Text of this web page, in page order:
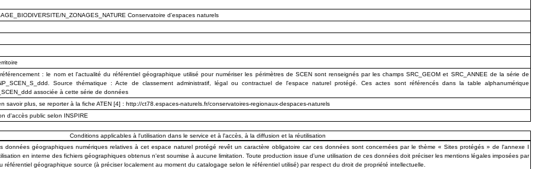
N_ZONAGES_NATURE Conservatoire d'espaces naturels
: le nom et l'actualité du référentiel géographique utilisé pour numériser les périmètres de SCEN sont renseignés par les champs SRC_GEOM et SRC_ANNEE de la série de
Source thématique : Acte de classement administratif, légal ou contractuel de l'espace naturel protégé. Ces actes sont référencés dans la table alphanumérique
associée à cette série de données
savoir plus, se reporter à la fiche ATEN [4] : http://ct78.espaces-naturels.fr/conservatoires-regionaux-despaces-naturels
d'accès public selon INSPIRE
Conditions applicables à l'utilisation dans le service et à l'accès, à la diffusion et la réutilisation
données géographiques numériques relatives à cet espace naturel protégé revêt un caractère obligatoire car ces données sont concernées par le thème « Sites protégés » de l'annexe I
en interne des fichiers géographiques obtenus n'est soumise à aucune limitation. Toute production issue d'une utilisation de ces données doit préciser les mentions légales imposées par
référentiel géographique source (à préciser localement au moment du catalogage selon le référentiel utilisé) par respect du droit de propriété intellectuelle.